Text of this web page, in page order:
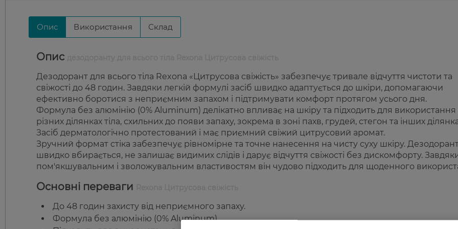
Опис Використання Склад
Опис
Дезодорант для всього тіла Rexona «Цитрусова свіжість» забезпечує тривале відчуття чистоти та
свіжості до 48 годин. Завдяки легкій формулі засіб швидко адаптується до шкіри, допомагаючи
ефективно боротися з неприємним запахом і підтримувати комфорт протягом усього дня.
Формула без алюмінію (0% Aluminum) делікатно впливає на шкіру та підходить для використання
різних ділянках тіла, схильних до появи запаху, зокрема в зоні пахв, грудей, стегон та інших
Засіб дерматологічно протестований і має приємний свіжий цитрусовий аромат.
Зручний формат стіка забезпечує рівномірне та точне нанесення на чисту суху шкіру.
швидко вбирається, не залишає видимих слідів і дарує відчуття свіжості без дискомфорту.
пом'якшувальним і зволожувальним властивостям він чудово підходить для щоденного
Основні переваги
До 48 годин захисту від неприємного запаху.
Формула без алюмінію (0% Aluminum).